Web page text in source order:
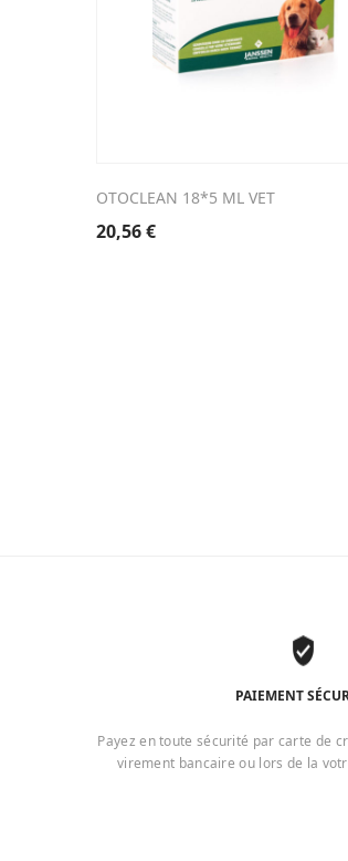
OTOCLEAN 18*5 ML VET
20,56€
PAIEMENT
Payez en toute sécurité par carte de
virement bancaire ou lors de la